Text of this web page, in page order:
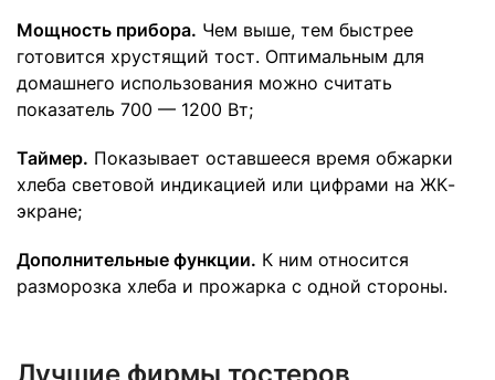
Мощность прибора. Чем выше, тем быстрее
готовится хрустящий тост. Оптимальным для
домашнего использования можно считать
показатель 700 — 1200 Вт;
Таймер. Показывает оставшееся время обжарки
хлеба световой индикацией или цифрами на ЖК-
экране;
Дополнительные функции. К ним относится
разморозка хлеба и прожарка с одной стороны.